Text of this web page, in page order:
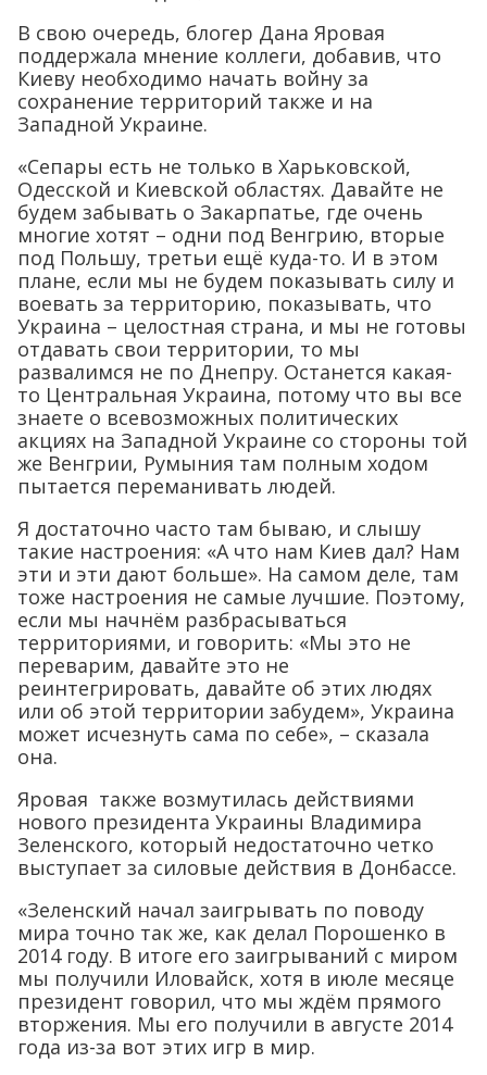
В свою очередь, блогер Дана Яровая
поддержала мнение коллеги, добавив, что
Киеву необходимо начать войну за
сохранение территорий также и на
Западной Украине.
«Сепары есть не только в Харьковской,
Одесской и Киевской областях. Давайте не
будем забывать о Закарпатье, где очень
многие хотят – одни под Венгрию, вторые
под Польшу, третьи ещё куда-то. И в этом
плане, если мы не будем показывать силу и
воевать за территорию, показывать, что
Украина – целостная страна, и мы не готовы
отдавать свои территории, то мы
развалимся не по Днепру. Останется какая-
то Центральная Украина, потому что вы все
знаете о всевозможных политических
акциях на Западной Украине со стороны той
же Венгрии, Румыния там полным ходом
пытается переманивать людей.
Я достаточно часто там бываю, и слышу
такие настроения: «А что нам Киев дал? Нам
эти и эти дают больше». На самом деле, там
тоже настроения не самые лучшие. Поэтому,
если мы начнём разбрасываться
территориями, и говорить: «Мы это не
переварим, давайте это не
реинтегрировать, давайте об этих людях
или об этой территории забудем», Украина
может исчезнуть сама по себе», – сказала
она.
Яровая также возмутилась действиями
нового президента Украины Владимира
Зеленского, который недостаточно четко
выступает за силовые действия в Донбассе.
«Зеленский начал заигрывать по поводу
мира точно так же, как делал Порошенко в
2014 году. В итоге его заигрываний с миром
мы получили Иловайск, хотя в июле месяце
президент говорил, что мы ждём прямого
вторжения. Мы его получили в августе 2014
года из-за вот этих игр в мир.